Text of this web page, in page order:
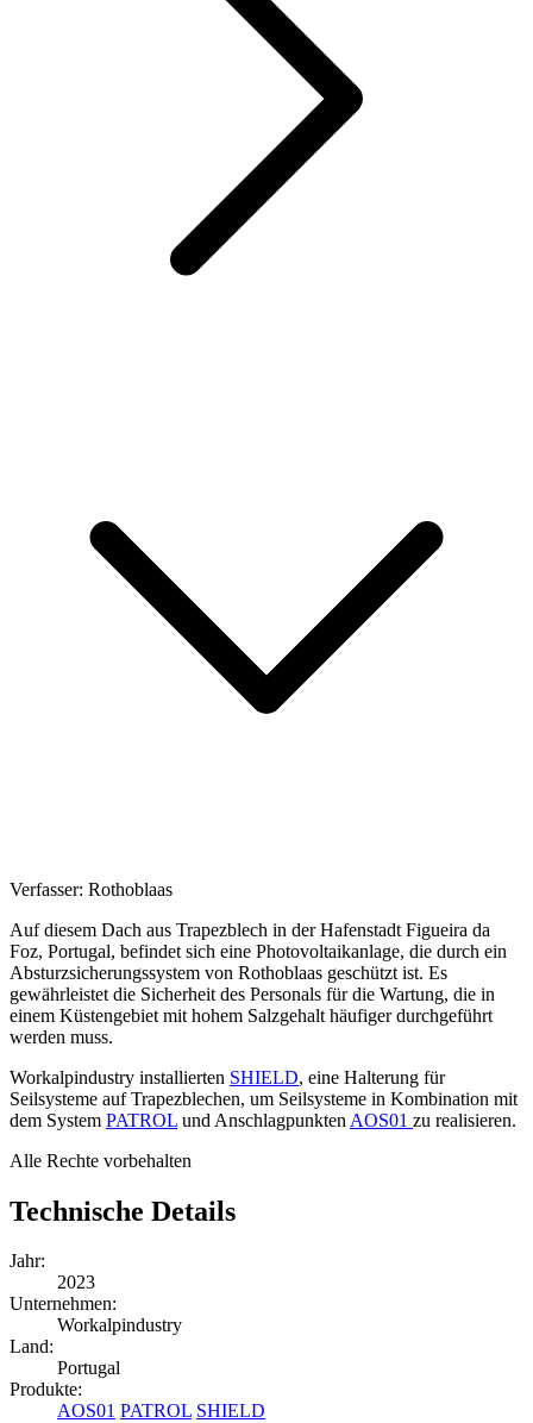
Verfasser: Rothoblaas
Auf diesem Dach aus Trapezblech in der Hafenstadt Figueira da
Foz, Portugal, befindet sich eine Photovoltaikanlage, die durch ein
Absturzsicherungssystem von Rothoblaas geschützt ist. Es
gewährleistet die Sicherheit des Personals für die Wartung, die in
einem Küstengebiet mit hohem Salzgehalt häufiger durchgeführt
werden muss.
Workalpindustry installierten SHIELD, eine Halterung für
Seilsysteme auf Trapezblechen, um Seilsysteme in Kombination mit
dem System PATROL und Anschlagpunkten AOS01 zu realisieren.
Alle Rechte vorbehalten
Technische Details
Jahr:
2023
Unternehmen:
Workalpindustry
Land:
Portugal
Produkte:
AOS01 PATROL SHIELD